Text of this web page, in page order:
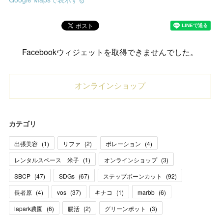
Facebookウィジェットを取得できませんでした。
オンラインショップ
カテゴリ
出張美容 (1) リファ (2) ポレーション (4)
レンタルスペース 米子 (1) オンラインショップ (3)
SBCP (47) SDGs (67) ステップボーンカット (92)
長者原 (4) vos (37) キナコ (1) marbb (6)
lapark農園 (6) 腸活 (2) グリーンポット (3)